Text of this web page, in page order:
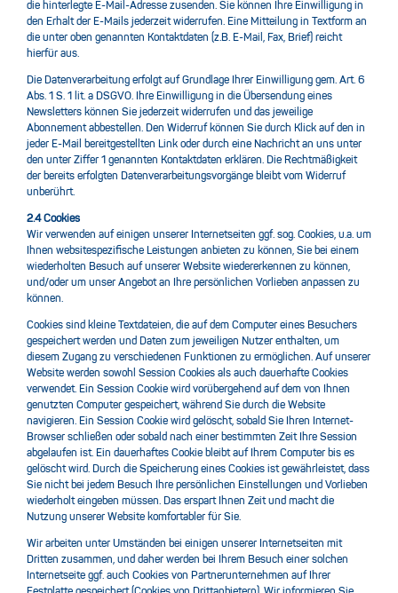
die hinterlegte E-Mail-Adresse zusenden. Sie können Ihre Einwilligung in
den Erhalt der E-Mails jederzeit widerrufen. Eine Mitteilung in Textform an
die unter oben genannten Kontaktdaten (z.B. E-Mail, Fax, Brief) reicht
hierfür aus.
Die Datenverarbeitung erfolgt auf Grundlage Ihrer Einwilligung gem. Art. 6
Abs. 1 S. 1 lit. a DSGVO. Ihre Einwilligung in die Übersendung eines
Newsletters können Sie jederzeit widerrufen und das jeweilige
Abonnement abbestellen. Den Widerruf können Sie durch Klick auf den in
jeder E-Mail bereitgestellten Link oder durch eine Nachricht an uns unter
den unter Ziffer 1 genannten Kontaktdaten erklären. Die Rechtmäßigkeit
der bereits erfolgten Datenverarbeitungsvorgänge bleibt vom Widerruf
unberührt.
2.4 Cookies
Wir verwenden auf einigen unserer Internetseiten ggf. sog. Cookies, u.a. um
Ihnen websitespezifische Leistungen anbieten zu können, Sie bei einem
wiederholten Besuch auf unserer Website wiedererkennen zu können,
und/oder um unser Angebot an Ihre persönlichen Vorlieben anpassen zu
können.
Cookies sind kleine Textdateien, die auf dem Computer eines Besuchers
gespeichert werden und Daten zum jeweiligen Nutzer enthalten, um
diesem Zugang zu verschiedenen Funktionen zu ermöglichen. Auf unserer
Website werden sowohl Session Cookies als auch dauerhafte Cookies
verwendet. Ein Session Cookie wird vorübergehend auf dem von Ihnen
genutzten Computer gespeichert, während Sie durch die Website
navigieren. Ein Session Cookie wird gelöscht, sobald Sie Ihren Internet-
Browser schließen oder sobald nach einer bestimmten Zeit Ihre Session
abgelaufen ist. Ein dauerhaftes Cookie bleibt auf Ihrem Computer bis es
gelöscht wird. Durch die Speicherung eines Cookies ist gewährleistet, dass
Sie nicht bei jedem Besuch Ihre persönlichen Einstellungen und Vorlieben
wiederholt eingeben müssen. Das erspart Ihnen Zeit und macht die
Nutzung unserer Website komfortabler für Sie.
Wir arbeiten unter Umständen bei einigen unserer Internetseiten mit
Dritten zusammen, und daher werden bei Ihrem Besuch einer solchen
Internetseite ggf. auch Cookies von Partnerunternehmen auf Ihrer